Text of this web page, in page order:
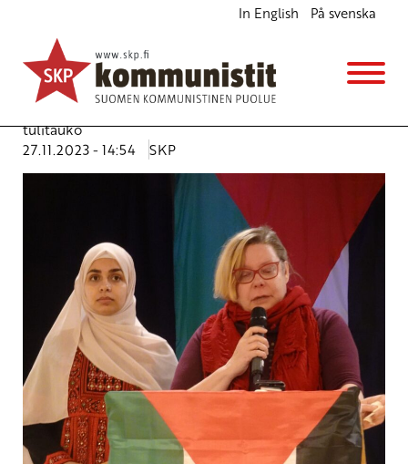
In English På svenska
Palestiinalaiset eivät ole yksin, ihmiset ovat
heidän puolellaan
Ajankohtaista
Avainsanat:Gaza,Israel,pakolaiset,Palestiina
tulitauko
27.11.2023 - 14:54
SKP